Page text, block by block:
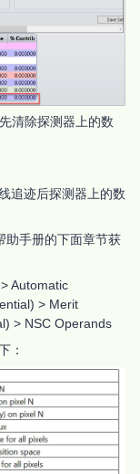
清除探测器上的数
追迹后探测器上的数
助手册的下面章节获
Automatic
> Merit
> NSC Operands
：